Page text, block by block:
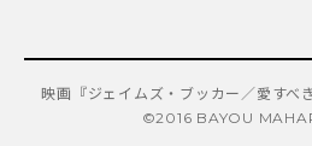
映画『ジェイムズ・ブッカー／愛すべ
©2016 BAYOU